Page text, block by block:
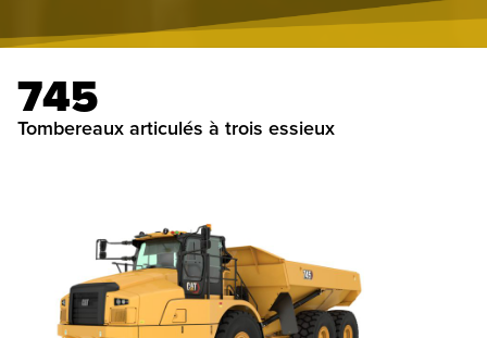
745
tombereaux articulés à trois essieux